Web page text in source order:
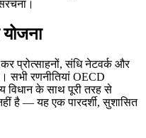
प्रोत्साहनों, संधि नेटवर्क और
सभी रणनीतियां OECD
विधान के साथ पूरी तरह से
है — यह एक पारदर्शी, सुशासित